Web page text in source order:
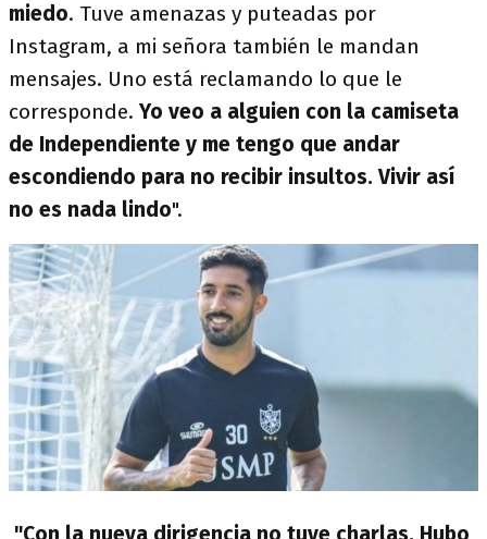
miedo. Tuve amenazas y puteadas por
Instagram, a mi señora también le mandan
mensajes. Uno está reclamando lo que le
corresponde. Yo veo a alguien con la camiseta
de Independiente y me tengo que andar
escondiendo para no recibir insultos. Vivir así
no es nada lindo".